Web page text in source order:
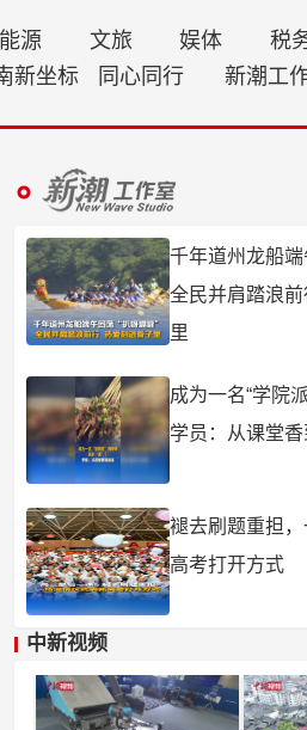
能源 文旅 娱体 税
新坐标 同心同行 新潮工
千年道州龙船端
全民并肩踏浪
里
成为一名“学院
学员：从课堂
褪去刷题重担
高考打开方式
中新视频